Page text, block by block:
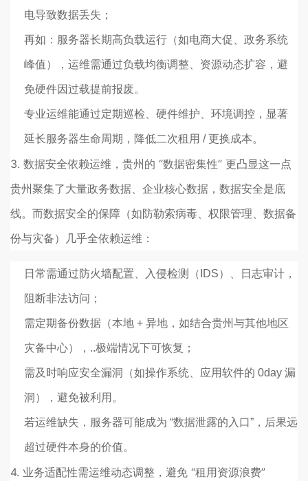
电导致数据丢失；
再如：服务器长期高负载运行（如电商大促、政务系统
峰值），运维需通过负载均衡调整、资源动态扩容，避
免硬件因过载提前报废。
专业运维能通过定期巡检、硬件维护、环境调控，显著
延长服务器生命周期，降低二次租用 / 更换成本。
3. 数据安全依赖运维，贵州的 “数据密集性” 更凸显这一点
贵州聚集了大量政务数据、企业核心数据，数据安全是底
线。而数据安全的保障（如防勒索病毒、权限管理、数据备
份与灾备）几乎全依赖运维：
日常需通过防火墙配置、入侵检测（IDS）、日志审计，
阻断非法访问；
需定期备份数据（本地 + 异地，如结合贵州与其他地区
灾备中心），..极端情况下可恢复；
需及时响应安全漏洞（如操作系统、应用软件的 0day 漏
洞），避免被利用。
若运维缺失，服务器可能成为 “数据泄露的入口”，后果远
超过硬件本身的价值。
4. 业务适配性需运维动态调整，避免 “租用资源浪费”